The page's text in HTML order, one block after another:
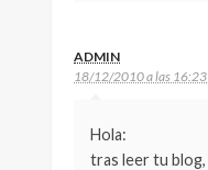
ADMIN
18/12/2010 a las 16:23
Hola:
tras leer tu blog,